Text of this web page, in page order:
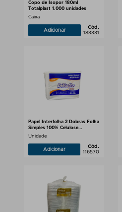
Copo de Isopor 180ml
Totalplast 1.000 unidades
Caixa
Adicionar
Cód.
183331
Papel Interfolha 2 Dobras Folha
Simples 100% Celulose
Delicatto Junior
Unidade
Adicionar
Cód.
116570